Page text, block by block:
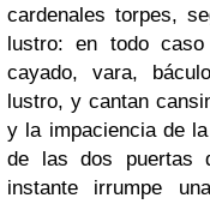
cardenales torpes,
lustro: en todo
cayado, vara,
lustro, y cantan
y la impaciencia de
de las dos puertas
instante irrumpe